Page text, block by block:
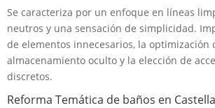
Se caracteriza por un enfoque en líneas
neutros y una sensación de simplicidad.
de elementos innecesarios, la optimización
almacenamiento oculto y la elección de
discretos.
Reforma Temática de baños en